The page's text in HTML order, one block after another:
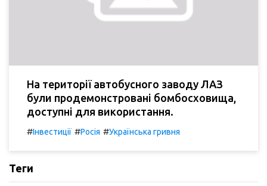
На території автобусного заводу ЛАЗ
були продемонстровані бомбосховища,
доступні для використання.
#Інвестиції #Росія #Українська гривня
Теги